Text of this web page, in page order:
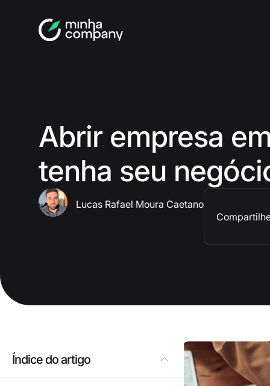
Abrir empresa
tenha seu
Lucas Rafael Moura Caetano
Índice do artigo